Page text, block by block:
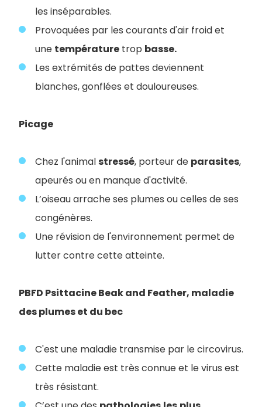
les inséparables.
Provoquées par les courants d'air froid et
une température trop basse.
Les extrémités de pattes deviennent
blanches, gonflées et douloureuses.
Picage
Chez l'animalstressé, porteur de parasites,
apeurés ou en manque d'activité.
L’oiseau arrache ses plumes ou celles de ses
congénères.
Une révision de l'environnement permet de
lutter contre cette atteinte.
PBFD Psittacine Beak and Feather, maladie
des plumes et du bec
C'est une maladie transmise par le circovirus.
Cette maladie est très connue et le virus est
très résistant.